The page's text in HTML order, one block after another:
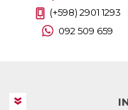
(+598) 2901 1293
092 509 659